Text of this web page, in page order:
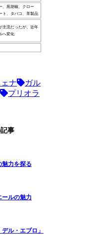
、黒胡椒、クロー
ト、タバコ、革製品
主流だったが、近年
へ変化
ナ
ガル
プリオラ
事
魅力を探る
ルの魅力
ル・エブロ」